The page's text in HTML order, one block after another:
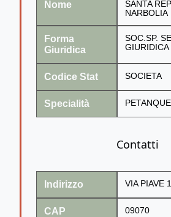
Nome
SANTA
NARBOLIA
Forma
Giuridica
SOC.SP.
GIURIDICA
Codice Stat SOCIETA
Specialità PETANQUE
Contatti
Indirizzo VIA PIAVE
CAP 09070